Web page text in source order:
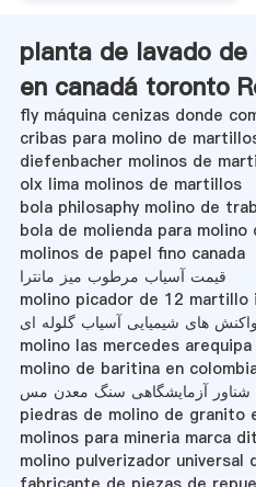
planta de lavado
en canadá toronto
fly máquina cenizas donde
cribas para molino de
diefenbacher molinos de
olx lima molinos de martillos
bola philosaphy molino de
bola de molienda para
molinos de papel fino canada
قیمت آسیاب مرطوب میز مانترا
molino picador de 12 martillo
واکنش های شیمیایی آسیاب گلوله ای
molino las mercedes arequipa
molino de baritina en
آزمایشگاهی سنگ معدن مس
piedras de molino de granito
molinos para mineria marca
molino pulverizador universal